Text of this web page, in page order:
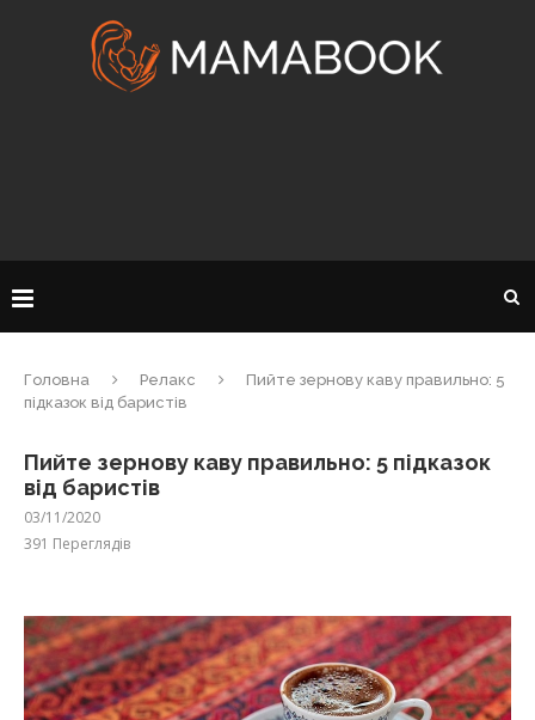
Головна Релакс
Пийте зернову каву правильно: 5
підказок від баристів
Пийте зернову каву правильно: 5 підказок
від баристів
03/11/2020
391 Переглядів